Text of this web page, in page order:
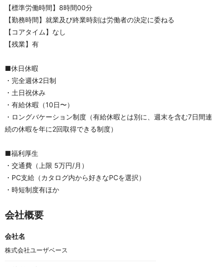
【標準労働時間】8時間00分
【勤務時間】就業及び終業時刻は労働者の決定に委ねる
【コアタイム】なし
【残業】有
■休日休暇
・完全週休2日制
・土日祝休み
・有給休暇（10日〜）
・ロングバケーション制度（有給休暇とは別に、週末を含む7日間連
続の休暇を年に2回取得できる制度）
■福利厚生
・交通費（上限 5万円/月）
・PC支給（カタログ内から好きなPCを選択）
・時短制度有ほか
会社概要
会社名
株式会社ユーザベース